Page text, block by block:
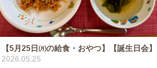
【5月25日㈪の給食・おやつ】【誕生日会】
2026.05.25